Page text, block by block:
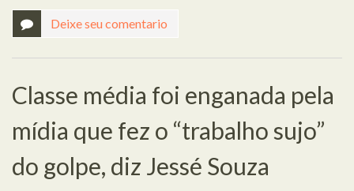
Deixe seu comentario
Classe média foi enganada pela
mídia que fez o “trabalho sujo”
do golpe, diz Jessé Souza